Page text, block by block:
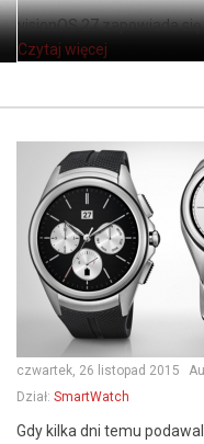
visionOS 27 zapowiada się
Czytaj więcej
czwartek, 26 listopad 2015
Dział: SmartWatch
Gdy kilka dni temu